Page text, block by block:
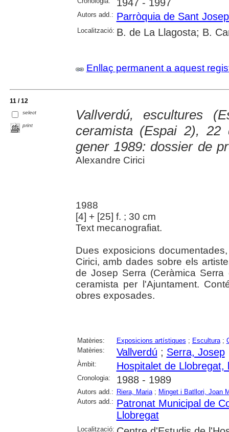
1947 - 1997
Autors add.: Parròquia de Sant
Localització: B. de La Llagosta; B.
Enllaç permanent a aquest
11 / 12
select
print
Vallverdú, escultures
ceramista (Espai 2),
gener 1989: dossier de
Alexandre Cirici
1988
[4] + [25] f. ; 30 cm
Text mecanografiat.
Dues exposicions
Cirici, amb dades sobre els
de Josep Serra (Ceràmica
ceramista per l'Ajuntament.
obres exposades.
Matèries: Exposicions artístiques ; Escultura;
Matèries:
Vallverdú ; Serra, Josep
Àmbit: Hospitalet de Llobregat,
Cronologia: 1988 - 1989
Autors add.: Riera, Maria; Minget i Batllori, Joan
Autors add.: Patronat Municipal de
Llobregat
Localització: